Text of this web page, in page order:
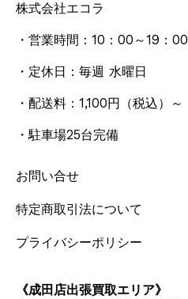
株式会社エコラ
・営業時間：10：00～19：00
・定休日：毎週 水曜日
・配送料：1,100円 （税込） ～
・駐車場25台完備
お問い合せ
特定商取引法について
プライバシーポリシー
《成田店出張買取エリア》